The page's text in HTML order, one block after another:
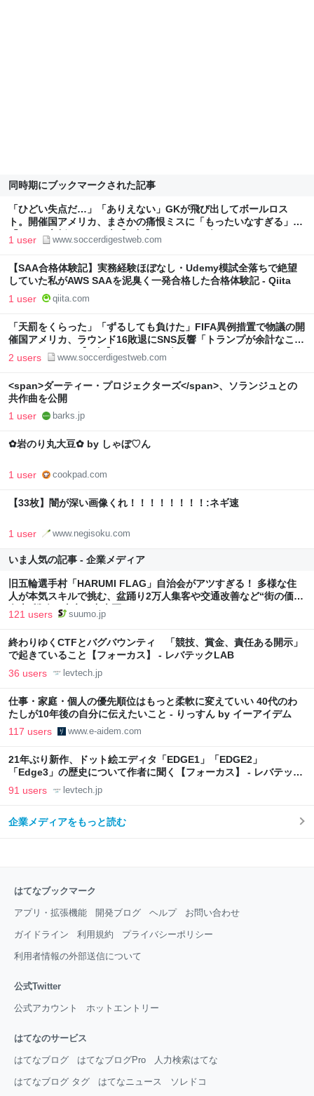
同時期にブックマークされた記事
「ひどい失点だ…」「ありえない」GKが飛び出してボールロス
ト。開催国アメリカ、まさかの痛恨ミスに「もったいなすぎる」
「これは心折れる」の声【W杯】 | サッカーダイジェストWeb
1 user www.soccerdigestweb.com
【SAA合格体験記】実務経験ほぼなし・Udemy模試全落ちで絶望
していた私がAWS SAAを泥臭く一発合格した合格体験記 - Qiita
1 user qiita.com
「天罰をくらった」「ずるしても負けた」FIFA異例措置で物議の開
催国アメリカ、ラウンド16敗退にSNS反響「トランプが余計なこと
をしたせいで」【W杯】 | サッカーダイジェストWeb
2 users www.soccerdigestweb.com
<span>ダーティー・プロジェクターズ</span>、ソランジュとの
共作曲を公開
1 user barks.jp
✿岩のり丸大豆✿ by しゃぼ♡ん
1 user cookpad.com
【33枚】闇が深い画像くれ！！！！！！！！:ネギ速
1 user www.negisoku.com
いま人気の記事 - 企業メディア
旧五輪選手村「HARUMI FLAG」自治会がアツすぎる！ 多様な住
人が本気スキルで挑む、盆踊り2万人集客や交通改善など“街の価値
向上”戦略 東京・中央区
121 users suumo.jp
終わりゆくCTFとバグバウンティ 「競技、賞金、責任ある開示」
で起きていること【フォーカス】 - レバテックLAB
36 users levtech.jp
仕事・家庭・個人の優先順位はもっと柔軟に変えていい 40代のわ
たしが10年後の自分に伝えたいこと - りっすん by イーアイデム
117 users www.e-aidem.com
21年ぶり新作、ドット絵エディタ「EDGE1」「EDGE2」
「Edge3」の歴史について作者に聞く【フォーカス】 - レバテック
LAB
91 users levtech.jp
企業メディアをもっと読む
はてなブックマーク
アプリ・拡張機能 開発ブログ ヘルプ お問い合わせ
ガイドライン 利用規約 プライバシーポリシー
利用者情報の外部送信について
公式Twitter
公式アカウント ホットエントリー
はてなのサービス
はてなブログ はてなブログPro 人力検索はてな
はてなブログ タグ はてなニュース ソレドコ